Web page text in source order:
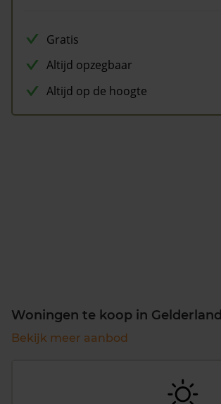
Gratis
Altijd opzegbaar
Altijd op de hoogte
Woningen te koop in Gelderland
Bekijk meer aanbod